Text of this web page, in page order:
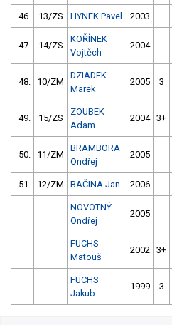
46. 13/ZS HYNEK Pavel 2003
47. 14/ZS
KOŘÍNEK
Vojtěch
2004
48. 10/ZM
DZIADEK
Marek
2005 3
49. 15/ZS
ZOUBEK
Adam
2004 3+
50. 11/ZM
BRAMBORA
Ondřej
2005
51. 12/ZM BAČINA Jan 2006
NOVOTNÝ
Ondřej
2005
FUCHS
Matouš
2002 3+
FUCHS
Jakub
1999 3